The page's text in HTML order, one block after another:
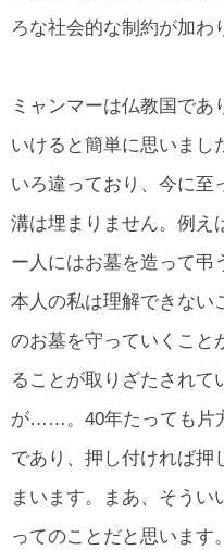
ろな社会的な制約が加わ
ミャンマーは仏教国であ
いけると簡単に思いまし
いろ違っており、今に至
溝は埋まりません。例え
ー人にはお墓を造って弔
本人の私は理解できない
のお墓を守っていくこと
ることが取りざたされて
が……。40年たっても片
であり、押し付ければ押
まいます。まあ、そうい
ってのことだと思います。